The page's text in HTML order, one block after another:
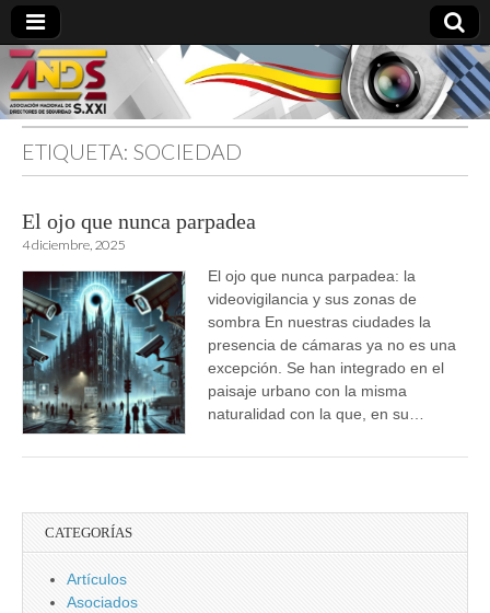
directoresdeseguridad.es
ETIQUETA: SOCIEDAD
El ojo que nunca parpadea
4 diciembre, 2025
El ojo que nunca parpadea: la
videovigilancia y sus zonas de
sombra En nuestras ciudades la
presencia de cámaras ya no es una
excepción. Se han integrado en el
paisaje urbano con la misma
naturalidad con la que, en su…
CATEGORÍAS
Artículos
Asociados